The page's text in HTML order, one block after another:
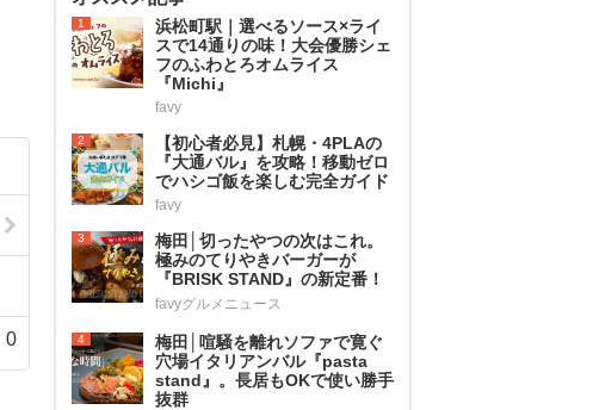
0
1
浜松町駅｜選べるソース×ライ
スで14通りの味！大会優勝シェ
フのふわとろオムライス
『Michi』
favy
2
【初心者必見】札幌・4PLAの
『大通バル』を攻略！移動ゼロ
でハシゴ飯を楽しむ完全ガイド
favy
3
梅田│切ったやつの次はこれ。
極みのてりやきバーガーが
『BRISK STAND』の新定番！
favyグルメニュース
4
梅田│喧騒を離れソファで寛ぐ
穴場イタリアンバル『pasta
stand』。長居もOKで使い勝手
抜群